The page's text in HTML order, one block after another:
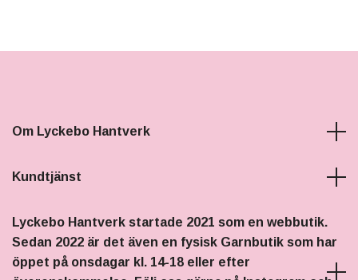
Om Lyckebo Hantverk
Kundtjänst
Lyckebo Hantverk startade 2021 som en webbutik.
Sedan 2022 är det även en fysisk Garnbutik som har
öppet på onsdagar kl. 14-18 eller efter